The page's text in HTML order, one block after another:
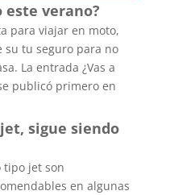
este verano?
para viajar en moto,
su tu seguro para no
La entrada ¿Vas a
publicó primero en
sigue siendo
tipo jet son
en algunas